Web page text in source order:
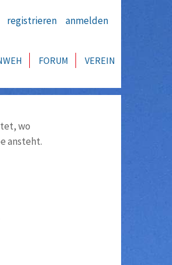
registrieren anmelden
FORUM VEREIN
wo
ansteht.